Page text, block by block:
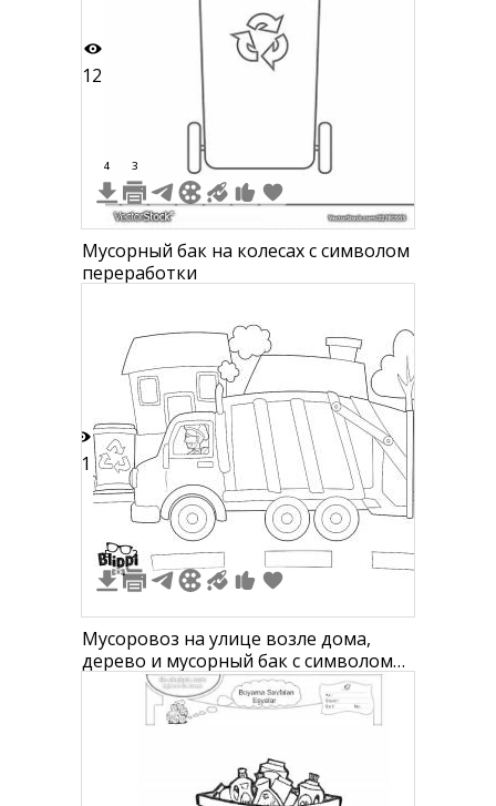
12
4 3
Мусорный бак на колесах с символом
переработки
11
5 2
Мусоровоз на улице возле дома,
дерево и мусорный бак с символом
переработки